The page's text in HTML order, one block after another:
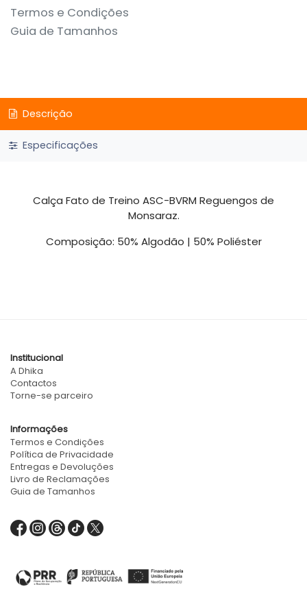
Termos e Condições
Guia de Tamanhos
Descrição
Especificações
Calça Fato de Treino ASC-BVRM Reguengos de
Monsaraz.
Composição: 50% Algodão | 50% Poliéster
Institucional
A Dhika
Contactos
Torne-se parceiro
Informações
Termos e Condições
Política de Privacidade
Entregas e Devoluções
Livro de Reclamações
Guia de Tamanhos